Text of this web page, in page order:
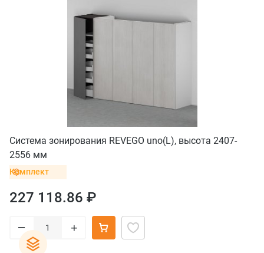
Система зонирования REVEGO uno(L), высота 2407-
2556 мм
Комплект
227 118.86 ₽
– +